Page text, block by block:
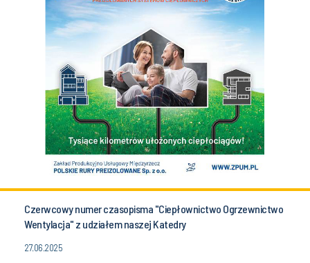
Czerwcowy numer czasopisma "Ciepłownictwo Ogrzewnictwo
Wentylacja" z udziałem naszej Katedry
27.06.2025